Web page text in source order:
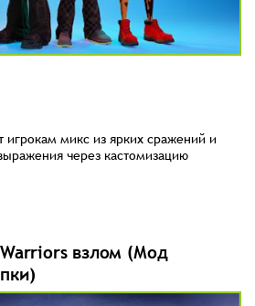
игрокам микс из ярких сражений и
через кастомизацию
взлом (Мод